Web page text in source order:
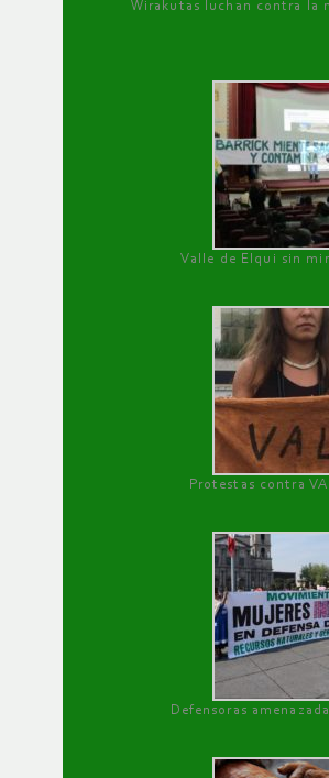
Wirakutas luchan contra la
Valle de Elqui sin
Protestas contra
Defensoras